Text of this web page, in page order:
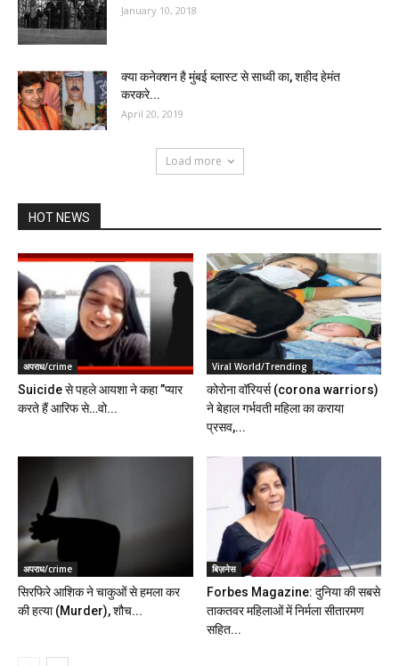
January 10, 2018
क्या कनेक्शन है मुंबई ब्लास्ट से साध्वी का, शहीद हेमंत
करकरे...
April 20, 2019
Load more
HOT NEWS
अपराध/crime
Suicide से पहले आयशा ने कहा ”प्यार
करते हैं आरिफ से…वो...
Viral World/Trending
कोरोना वॉरियर्स (corona warriors)
ने बेहाल गर्भवती महिला का कराया
प्रसव,...
अपराध/crime
सिरफिरे आशिक ने चाकुओं से हमला कर
की हत्या (Murder), शौच...
बिज़नेस
Forbes Magazine: दुनिया की सबसे
ताकतवर महिलाओं में निर्मला सीतारमण
सहित...